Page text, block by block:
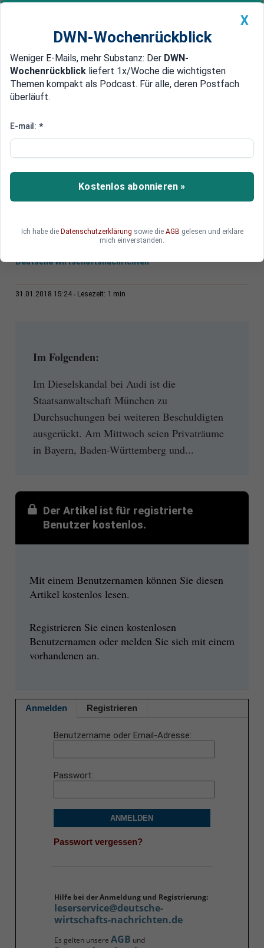
Newsticker MEIN DWN: Geldanlage Premium
Edelmetalle DWN-Magazin China
Wegen Diesel-Skandal
Audi: Mehrere Razzien in
Wohnungen von Mitarbeitern
Die Behörden haben am Mittwoch bei Audi
Deutsche Wirtschaftsnachrichten
31.01.2018 15:24 Lesezeit: 1 min
Im Folgenden:
Im Dieselskandal bei Audi ist die
Staatsanwaltschaft München zu
Durchsuchungen bei weiteren Beschuldigten
ausgerückt. Am Mittwoch seien Privaträume
in Bayern, Baden-Württemberg und...
Der Artikel ist für registrierte
Benutzer kostenlos.
Mit einem Benutzernamen können Sie diesen
Artikel kostenlos lesen.
Registrieren Sie einen kostenlosen
Benutzernamen oder melden Sie sich mit einem
vorhandenen an.
Anmelden Registrieren
Benutzername oder Email-Adresse
Passwort
ANMELDEN
Passwort vergessen?
Hilfe bei der Anmeldung und Registrierung:
leserservice@deutsche-
wirtschafts-nachrichten.de
Es gelten unsere AGB und
X
DWN-Wochenrückblick
Weniger E-Mails, mehr Substanz: Der DWN-
Wochenrückblick liefert 1x/Woche die wichtigsten
Themen kompakt als Podcast. Für alle, deren Postfach
überläuft.
E-mail: *
Kostenlos abonnieren »
Ich habe die Datenschutzerklärung sowie die AGB gelesen und erkläre
mich einverstanden.